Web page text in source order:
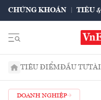
CHỨNG KHOÁN TIÊU
TIÊU ĐIỂMĐẦU TƯ
DOANH NGHIỆP